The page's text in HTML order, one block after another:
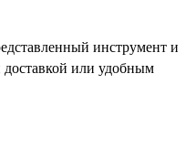
инструмент и
доставкой или удобным